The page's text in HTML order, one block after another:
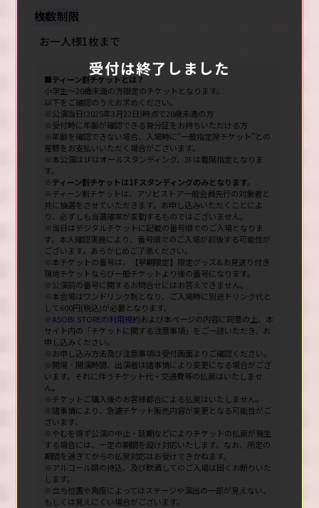
枚数制限
お一人様1枚まで
■ティーン割チケットとは？
小学生～20歳未満の方限定のチケットとなります。
以下をご確認のうえお求めください。
※公演当日(2025年3月22日)時点で20歳未満の方
※受付時に年齢が確認できる身分証をお持ちいただける方
※年齢を確認できない場合、入場時に”一般指定席チケット”との
差額をお支払いいただく場合がございます。
※本公演は1Fはオールスタンディング、2Fは着席指定となりま
す。
※ティーン割チケットは1Fスタンディングのみとなります。
※ティーン割チケットは、アソビストア一般会員先行の対象者と
共に抽選をさせていただきます。お申し込みいただくことによ
り、必ずしも当選確率が変動するものではございません。
※当日はデジタルチケットに記載の番号順でのご入場となりま
す。本人確認実施により、番号順でのご入場が前後する可能性が
ございます。あらかじめご了承ください。
※本チケットの番号は、【早期限定】限定グッズ&お見送り付き
現地チケットならび一般チケットより後の番号になります。
※公演前の番号に関するお問合せにはお答えできません。
※本会場はワンドリンク制となり、ご入場時に別途ドリンク代と
して600円(税込)が必要となります。
※ASOBI STOREの利用規約および本ページの内容に同意の上、本
サイト内の「チケットに関する注意事項」をご一読いただき、お
申し込みください。
※お申し込み方法及び注意事項は受付画面よりご確認ください。
※開場・開演時間、出演者は諸事情により変更になる場合がござ
います。それに伴うチケット代・交通費等の払戻はいたしませ
ん。
※チケットご購入後のお客様都合による払戻はいたしません。
※諸事情により、急遽チケット販売内容が変更となる可能性がご
ざいます。
※やむを得ず公演の中止・延期などによりチケットの払戻が発生
する場合には、一定の期間を設け対応いたします。なお、所定の
期間を過ぎてからの払戻対応はお受けできかねます。
※アルコール類の持込、及び飲酒してのご入場は固くお断りいた
します。
※立ち位置や角度によってはステージや演出の一部が見えない、
もしくは見えにくい場合がございます。
受付は終了しました